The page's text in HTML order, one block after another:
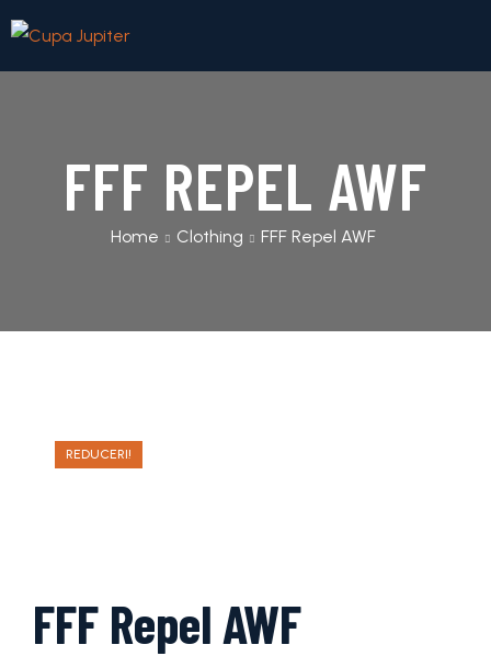
FFF REPEL AWF
Home Clothing FFF Repel AWF
REDUCERI!
FFF Repel AWF